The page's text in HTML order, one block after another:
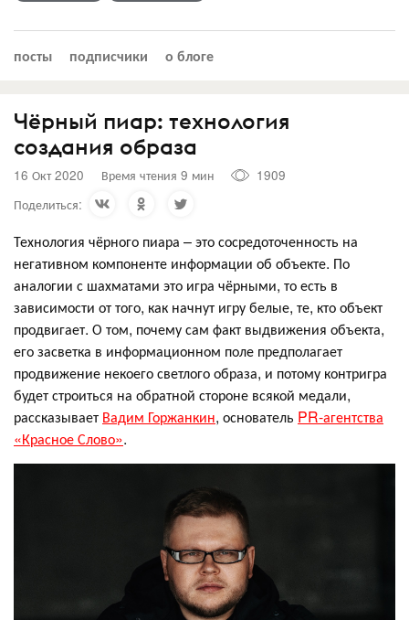
посты подписчики о блоге
Чёрный пиар: технология
создания образа
16 Окт 2020 Время чтения 9 мин
1909
Поделиться:
Технология чёрного пиара – это сосредоточенность на
негативном компоненте информации об объекте. По
аналогии с шахматами это игра чёрными, то есть в
зависимости от того, как начнут игру белые, те, кто объект
продвигает. О том, почему сам факт выдвижения объекта,
его засветка в информационном поле предполагает
продвижение некоего светлого образа, и потому контригра
будет строиться на обратной стороне всякой медали,
рассказывает Вадим Горжанкин, основатель PR-агентства
«Красное Слово».